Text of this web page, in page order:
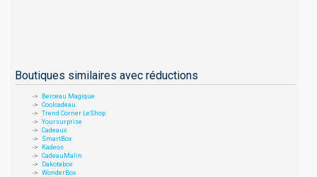
Boutiques similaires avec réductions
Berceau Magique
Coolcadeau
Trend Corner LeShop
Yoursurprise
Cadeaux
SmartBox
Kadeos
CadeauMalin
Dakotabox
WonderBox